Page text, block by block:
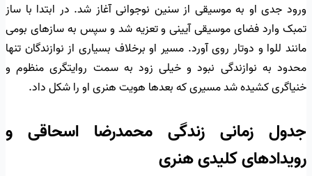
ورود جدی او به موسیقی از سنین نوجوانی آغاز شد. در ابتدا با ساز
تمبک وارد فضای موسیقی آیینی و تعزیه شد و سپس به سازهای بومی
مانند للوا و دوتار روی آورد. مسیر او برخلاف بسیاری از نوازندگان تنها
محدود به نوازندگی نبود و خیلی زود به سمت روایتگری منظوم و
خنیاگری کشیده شد مسیری که بعدها هویت هنری او را شکل داد.
جدول زمانی زندگی محمدرضا اسحاقی و
رویدادهای کلیدی هنری